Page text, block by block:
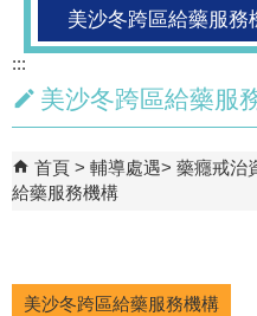
美沙冬跨區給藥服務
:::
美沙冬跨區給藥服
首頁 輔導處遇 藥癮戒治
給藥服務機構
美沙冬跨區給藥服務機構